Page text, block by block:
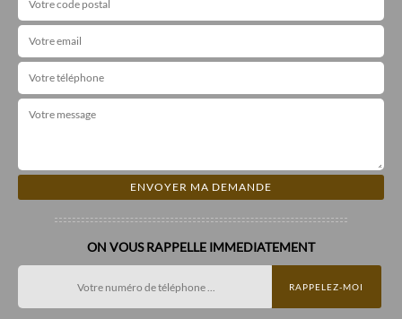
ON VOUS RAPPELLE IMMEDIATEMENT